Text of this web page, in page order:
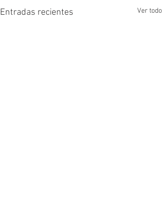
Entradas recientes Ver todo